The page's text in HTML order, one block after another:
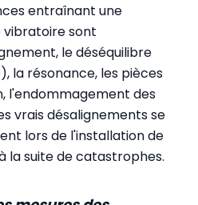
entraînant une
vibratoire sont
le déséquilibre
la résonance, les pièces
l'endommagement des
vrais désalignements se
lors de l'installation de
la suite de catastrophes.